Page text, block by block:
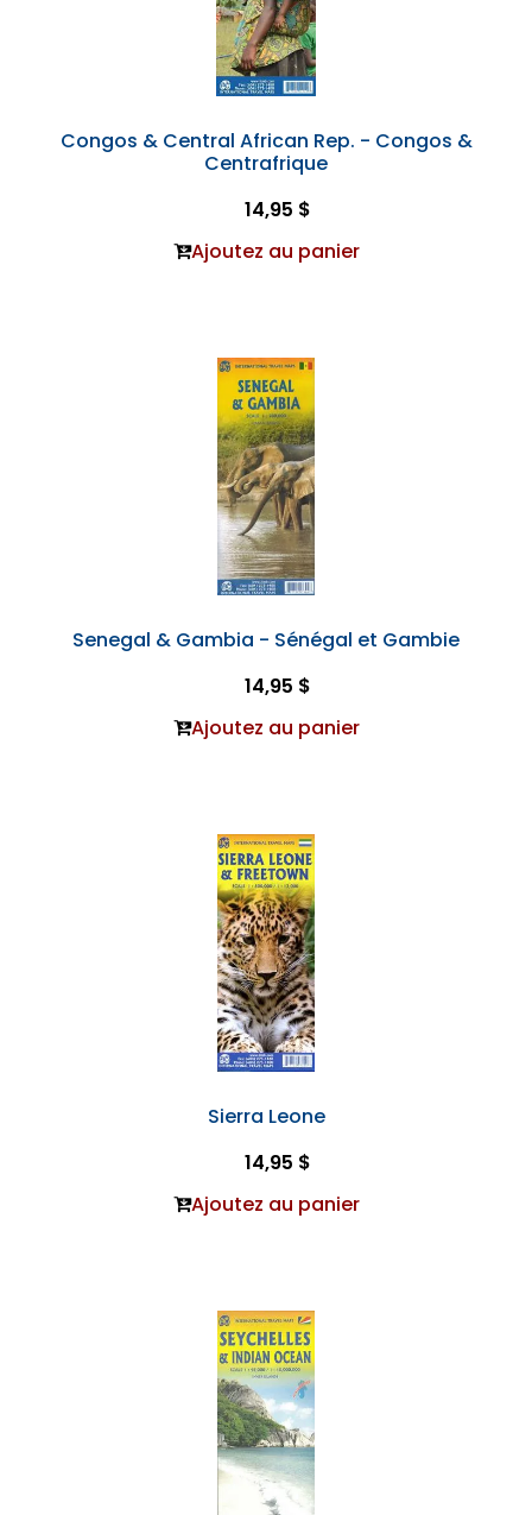
Congos & Central African Rep. - Congos &
Centrafrique
14,95 $
Ajoutez au panier
Senegal & Gambia - Sénégal et Gambie
14,95 $
Ajoutez au panier
Sierra Leone
14,95 $
Ajoutez au panier